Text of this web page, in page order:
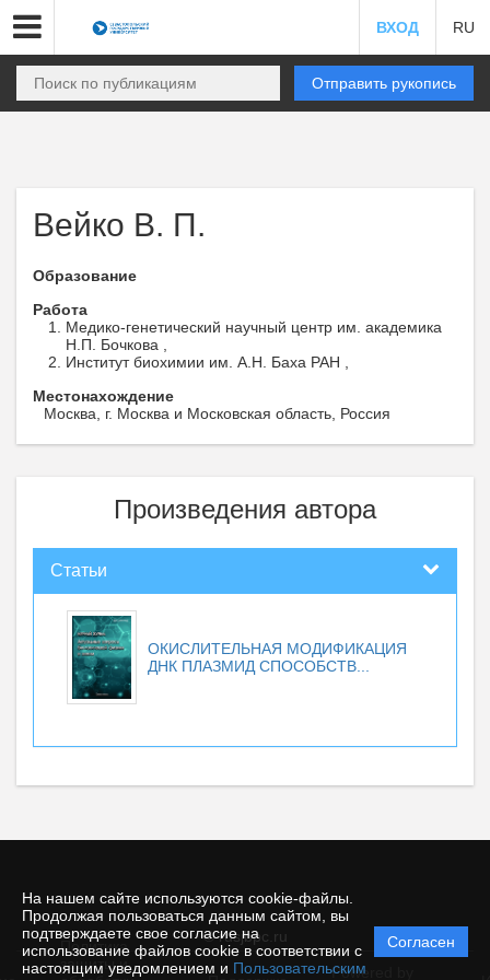
На нашем сайте используются cookie-файлы.
Продолжая пользоваться данным сайтом, вы
подтверждаете свое согласие на
использование файлов cookie в соответствии с
настоящим уведомлением и Пользовательским
Согласен
ВХОД RU
Отправить рукопись
Вейко В. П.
Образование
Работа
Медико-генетический научный центр им. академика
Н.П. Бочкова ,
Институт биохимии им. А.Н. Баха РАН ,
Местонахождение
Москва, г. Москва и Московская область, Россия
Произведения автора
Статьи
ОКИСЛИТЕЛЬНАЯ МОДИФИКАЦИЯ
ДНК ПЛАЗМИД СПОСОБСТВ...
© rusjbpc.ru
Политика
защиты и
Powered by